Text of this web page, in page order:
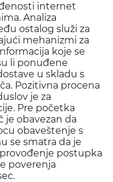
internet
Analiza
ostalog služi za
mehanizmi za
koje se
li ponuđene
u skladu s
Pozitivna procena
je za
Pre početka
obavezan da
obaveštenje s
se smatra da je
postupka
poverenja